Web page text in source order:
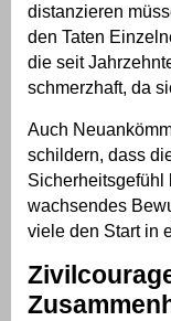
distanzieren
den Taten
die seit
schmerzhaft, da
Auch
schildern, dass
Sicherheitsgefühl
wachsendes
viele den Start in